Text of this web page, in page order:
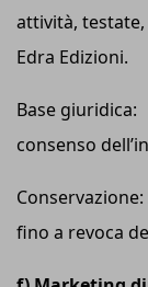
attività, testate,
Edra Edizioni.
Base giuridica:
consenso
Conservazione:
fino a revoca